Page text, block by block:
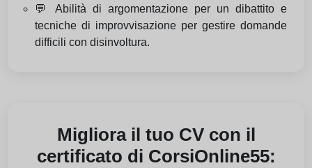
💬 Abilità di argomentazione per un dibattito e
tecniche di improvvisazione per gestire domande
difficili con disinvoltura.
Migliora il tuo CV con il
certificato di CorsiOnline55: